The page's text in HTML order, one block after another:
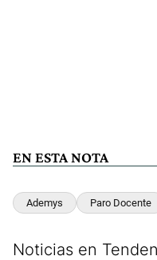
EN ESTA NOTA
Ademys Paro Docente
Noticias en